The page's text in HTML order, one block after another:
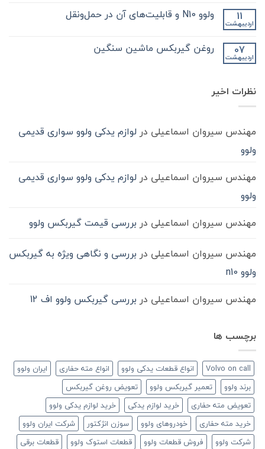
بکس
کامیون
باید
و
آشنایی
واسکازین
برای
تعویض
در
چه
ثبت
نشده 11
اردیبهشت
ولوو N10 و قابلیت‌های آن در حمل‌ونقل
ولوو
N10
حمل‌ونقل
ثبت
نشده 07
اردیبهشت
روغن گیربکس ماشین سنگین
گیربکس
ماشیننظرات اخیر
مهندس سیروان اسماعیلی در لوازم یدکی ولوو سواری قدیمی
ولوو
مهندس سیروان اسماعیلی در لوازم یدکی ولوو سواری قدیمی
ولوو
مهندس سیروان اسماعیلی در بررسی قیمت گیربکس ولوو
مهندس سیروان اسماعیلی در بررسی و نگاهی ویژه به گیربکس
ولوو n10
مهندس سیروان اسماعیلی در بررسی گیربکس ولوو اف 12
برچسب ها
Volvo on call انواع قطعات یدکی ولوو انواع مته حفاری
ایران ولوو
برند ولوو
تعمیر گیربکس ولوو
تعویض روغن گیربکس
تعویض مته حفاری
خرید لوازم یدکی
خرید لوازم یدکی ولوو
خرید مته حفاری
خودروهای ولوو سوزن انژکتور
شرکت ایران ولوو
شرکت ولوو
فروش قطعات ولوو قطعات استوک ولوو قطعات برقی